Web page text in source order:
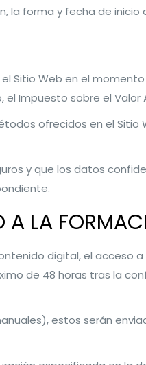
la forma y fecha de inicio
Sitio Web en el
Impuesto sobre el
ofrecidos en el Sitio
y que los datos
A LA
digital, el acceso
de 48 horas tras la
estos serán